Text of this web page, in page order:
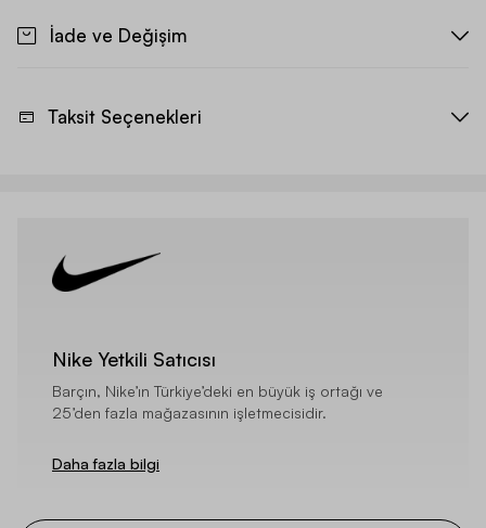
İade ve Değişim
Taksit Seçenekleri
Nike Yetkili Satıcısı
Barçın, Nike’ın Türkiye’deki en büyük iş ortağı ve
25’den fazla mağazasının işletmecisidir.
Daha fazla bilgi